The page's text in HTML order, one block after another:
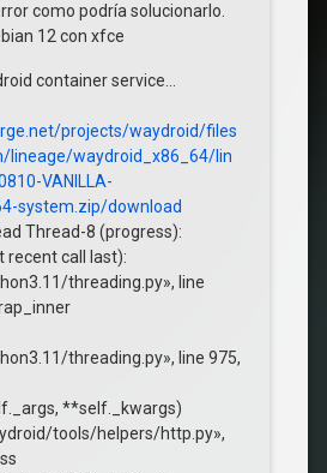
como podría solucionarlo.
12 con xfce
container service…
projects/waydroid/files
waydroid_x86_64/lin
VANILLA-
system.zip/download
Thread-8 (progress):
recent call last):
threading.py», line
threading.py», line 975,
**self._kwargs)
tools/helpers/http.py»,